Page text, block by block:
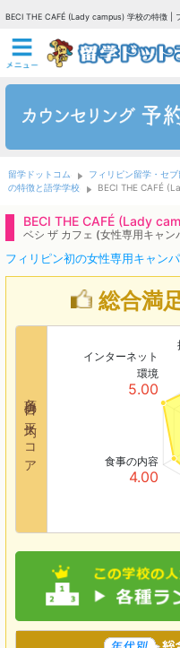
BECI THE CAFÉ (Lady campus) 学校の特徴 |
留学ドットコム フィリピン留学・セ
の特徴と語学学校
BECI THE CAFÉ
BECI THE CAFÉ (Lady
ベシ ザ カフェ (女性専用キャン
フィリピン初の女性専用キャン
総合満
各項目の平均スコア 食事の内容
4.00
インターネット
環境
5.00